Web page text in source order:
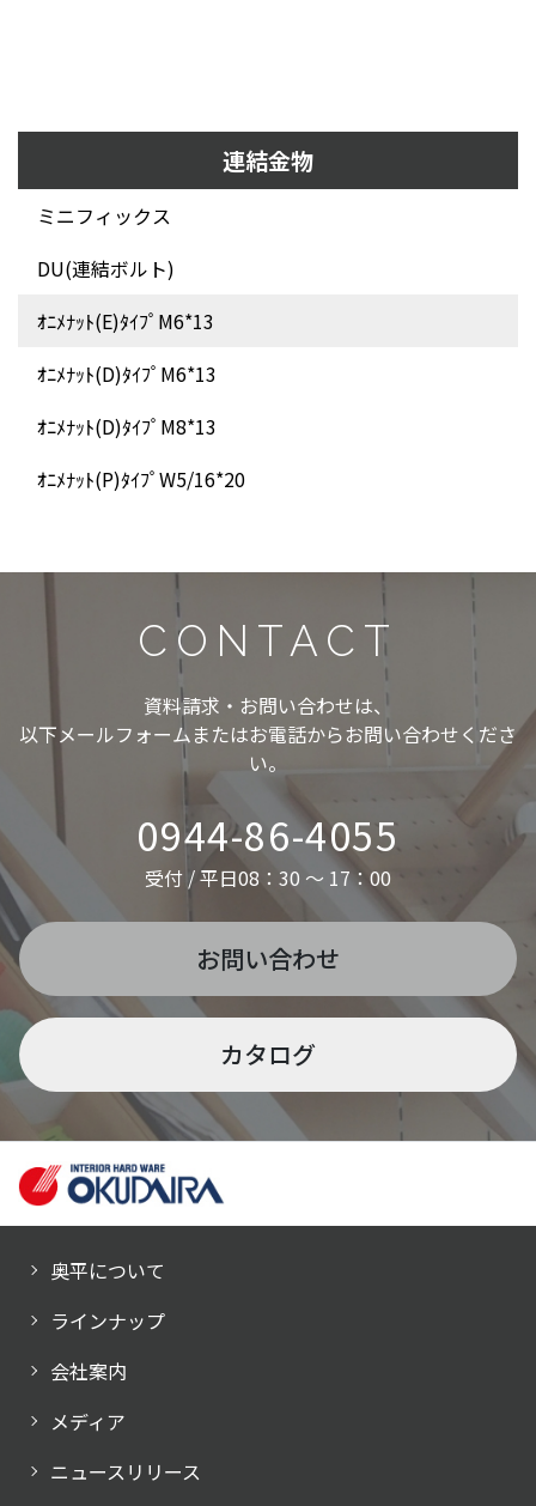
連結金物
ミニフィックス
DU(連結ボルト)
ｵﾆﾒﾅｯﾄ(E)ﾀｲﾌﾟM6*13
ｵﾆﾒﾅｯﾄ(D)ﾀｲﾌﾟM6*13
ｵﾆﾒﾅｯﾄ(D)ﾀｲﾌﾟM8*13
ｵﾆﾒﾅｯﾄ(P)ﾀｲﾌﾟW5/16*20
CONTACT
資料請求・お問い合わせは、
以下メールフォームまたはお電話からお問い合わせくださ
い。
0944-86-4055
受付 / 平日08：30 ～ 17：00
お問い合わせ
カタログ
奥平について
ラインナップ
会社案内
メディア
ニュースリリース